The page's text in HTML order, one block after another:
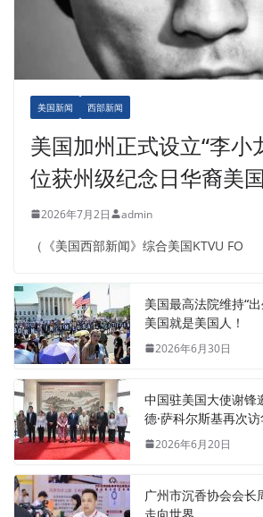
美国新闻 西部新闻
美国加州正式设立“李小
位获州级纪念日华裔美
2026年7月2日 admin
（《美国西部新闻》综合美国KTVU FO
美国最高法院维持“
美国就是美国人！
2026年6月30日
中国驻美国大使谢锋
德·萨科尔斯基再次
2026年6月20日
广州市沉香协会会长